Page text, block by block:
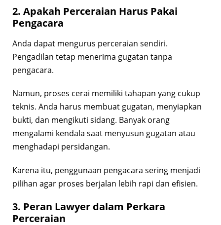
2. Apakah Perceraian Harus Pakai
Pengacara
Anda dapat mengurus perceraian sendiri.
Pengadilan tetap menerima gugatan tanpa
pengacara.
Namun, proses cerai memiliki tahapan yang cukup
teknis. Anda harus membuat gugatan, menyiapkan
bukti, dan mengikuti sidang. Banyak orang
mengalami kendala saat menyusun gugatan atau
menghadapi persidangan.
Karena itu, penggunaan pengacara sering menjadi
pilihan agar proses berjalan lebih rapi dan efisien.
3. Peran Lawyer dalam Perkara
Perceraian